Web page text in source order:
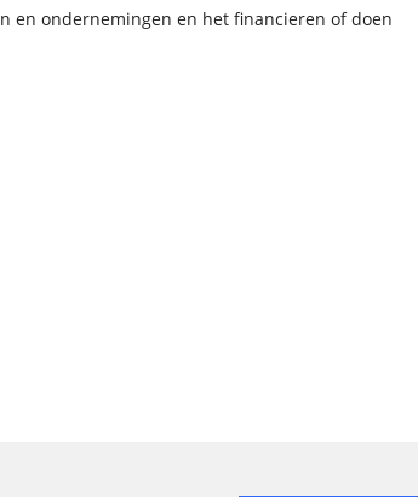
en ondernemingen en het financieren of doen